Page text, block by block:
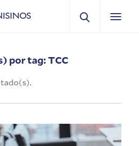
por tag: TCC